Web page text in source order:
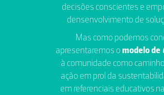
decisões conscientes e
densenvolvimento de
Mas como podemos
apresentaremos omodelo de
à comunidade como
ação em prol da
em referenciais educativos